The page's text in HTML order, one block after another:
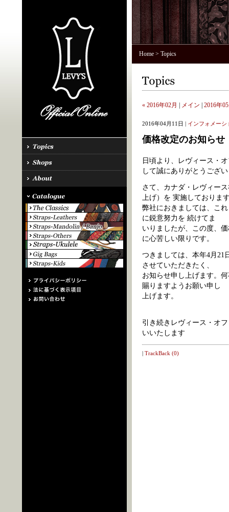
Home> Topics
« 2016年02月 メイン 2016年
2016年04月11日 | インフォメーシ
価格改定のお知らせ
日頃より、レヴィース・
して誠にありがとうござ
さて、カナダ・レヴィー
上げ）を 実施しておりま
弊社におきましては、こ
に鋭意努力を 続けてま
いりましたが、この度、
に心苦しい限りです。
つきましては、本年4月21
させていただきたく、
お知らせ申し上げます。
賜りますようお願い申し
上げます。
引き続きレヴィース・オ
いいたします
| TrackBack (0)